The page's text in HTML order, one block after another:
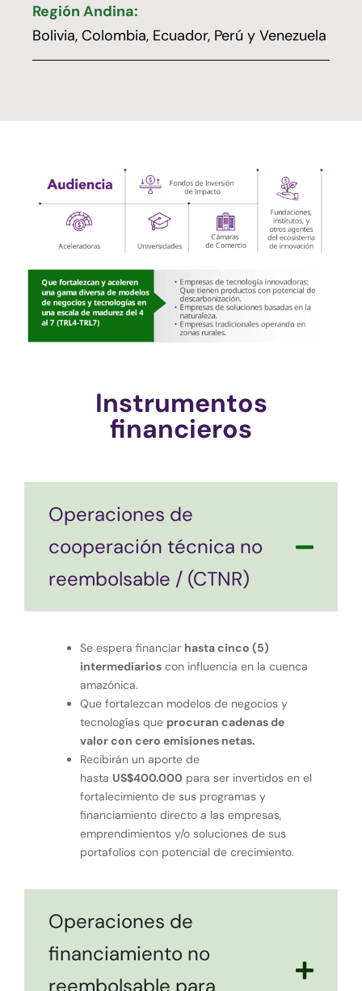
Región Andina:
Bolivia, Colombia, Ecuador, Perú y Venezuela
Instrumentos
financieros
Operaciones de
cooperación técnica no
reembolsable / (CTNR)
Se espera financiar hasta cinco (5)
intermediarioscon influencia en la cuenca
amazónica.
Que fortalezcan modelos de negocios y
tecnologías que procuran cadenas de
valor con cero emisiones netas.
Recibirán un aporte de
hasta US$400.000para ser invertidos en el
fortalecimiento de sus programas y
financiamiento directo a las empresas,
emprendimientos y/o soluciones de sus
portafolios con potencial de crecimiento.
Operaciones de
financiamiento no